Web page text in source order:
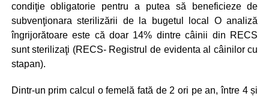
condiţie obligatorie pentru a putea să beneficieze de
subvenţionara sterilizării de la bugetul local O analiză
îngrijorătoare este că doar 14% dintre câinii din RECS
sunt sterilizaţi (RECS- Registrul de evidenta al câinilor cu
stapan).
Dintr-un prim calcul o femelă fată de 2 ori pe an, între 4 și